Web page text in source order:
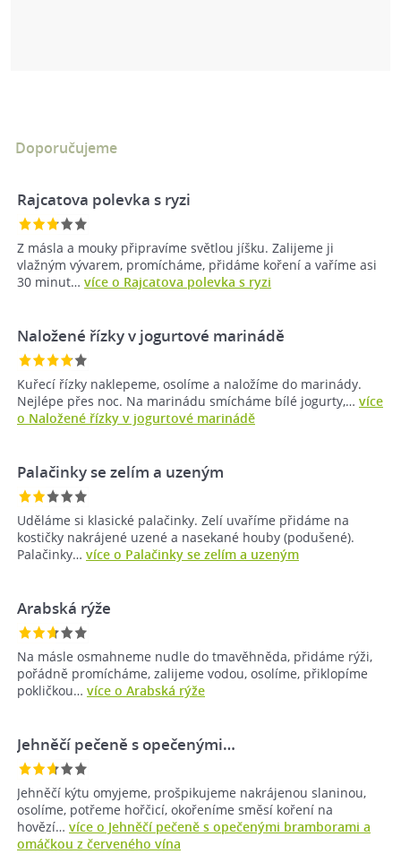
Doporučujeme
Rajcatova polevka s ryzi
Z másla a mouky připravíme světlou jíšku. Zalijeme ji
vlažným vývarem, promícháme, přidáme koření a vaříme asi
30 minut… více o Rajcatova polevka s ryzi
Naložené řízky v jogurtové marinádě
Kuřecí řízky naklepeme, osolíme a naložíme do marinády.
Nejlépe přes noc. Na marinádu smícháme bílé jogurty,… více
o Naložené řízky v jogurtové marinádě
Palačinky se zelím a uzeným
Uděláme si klasické palačinky. Zelí uvaříme přidáme na
kostičky nakrájené uzené a nasekané houby (podušené).
Palačinky… více o Palačinky se zelím a uzeným
Arabská rýže
Na másle osmahneme nudle do tmavěhněda, přidáme rýži,
pořádně promícháme, zalijeme vodou, osolíme, přiklopíme
pokličkou… více o Arabská rýže
Jehněčí pečeně s opečenými…
Jehněčí kýtu omyjeme, prošpikujeme nakrájenou slaninou,
osolíme, potřeme hořčicí, okořeníme směsí koření na
hovězí… více o Jehněčí pečeně s opečenými bramborami a
omáčkou z červeného vína